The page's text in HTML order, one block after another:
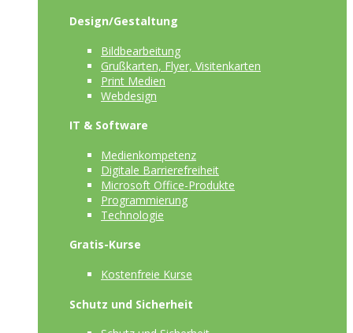
Design/Gestaltung
Bildbearbeitung
Grußkarten, Flyer, Visitenkarten
Print Medien
Webdesign
IT & Software
Medienkompetenz
Digitale Barrierefreiheit
Microsoft Office-Produkte
Programmierung
Technologie
Gratis-Kurse
Kostenfreie Kurse
Schutz und Sicherheit